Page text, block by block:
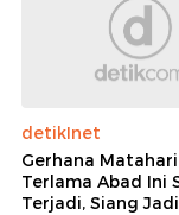
detikInet
Gerhana
Terlama Abad Ini
Terjadi, Siang